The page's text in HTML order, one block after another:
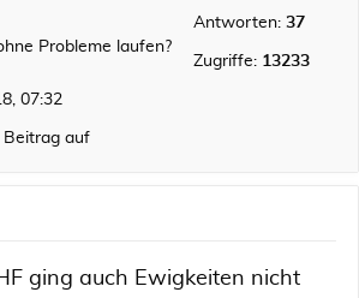
Probleme laufen?
Antworten: 37
Zugriffe: 13233
07:32
Beitrag auf
ging auch Ewigkeiten nicht